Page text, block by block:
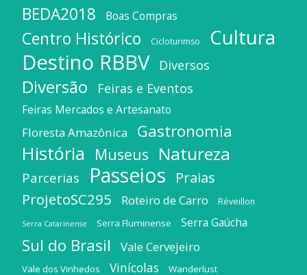
BEDA2018 Boas Compras
Centro Histórico Cicloturimso Cultura
Destino RBBV Diversos
Diversão Feiras e Eventos
Feiras Mercados e Artesanato
Floresta Amazônica Gastronomia
História Museus Natureza
Parcerias Passeios
Praias
ProjetoSC295
Roteiro de Carro Réveillon
Serra Catarinense Serra Fluminense Serra Gaúcha
Sul do Brasil Vale Cervejeiro
Vale dos Vinhedos Vinícolas Wanderlust